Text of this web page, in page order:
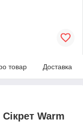
товар Доставка
Warm